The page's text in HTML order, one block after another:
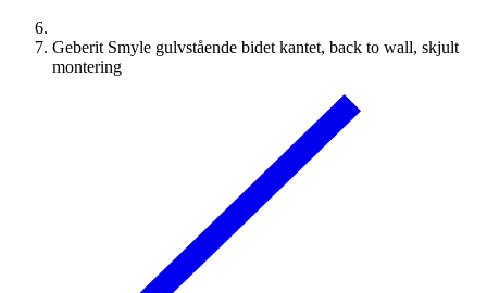
Geberit Smyle gulvstående bidet kantet, back to wall, skjult
montering